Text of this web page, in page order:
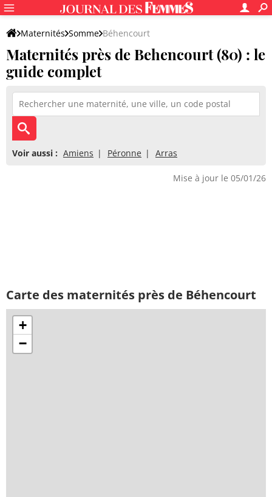
Maternités Somme Béhencourt
Maternités près de Behencourt (80) : le
guide complet
Voir aussi : Amiens Péronne Arras
Mise à jour le 05/01/26
Carte des maternités près de Béhencourt
+
−